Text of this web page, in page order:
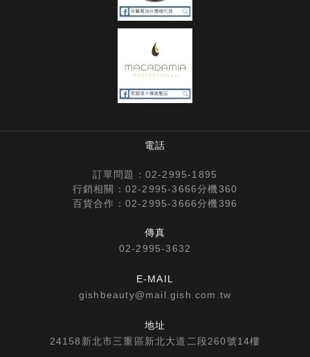
電話
訂單問題： 02-2995-1895
行銷相關： 02-2995-3666分機360
百貨合作： 02-2995-3666分機396
傳真
02-2995-3632
E-MAIL
gishbeauty@mail.gish.com.tw
地址
24158新北市三重區新北大道二段260號14樓